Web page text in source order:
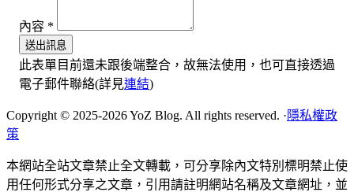
內容 *
送出訊息
此表單目前還未跟後端整合，故無法使用，也可直接透過
電子郵件聯絡(詳見連結)
Copyright © 2025-2026 YoZ Blog. All rights reserved. ·隱私權政
策
本網站全站文章禁止全文轉載，可分享除內文特別標明禁止使
用任何形式分享之文章，引用請註明網站名稱及文章網址，並